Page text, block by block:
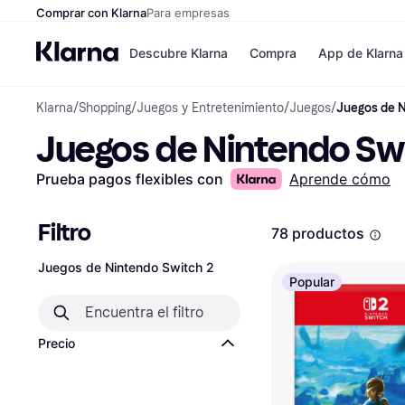
Comprar con KlarnaPara empresas
Descubre Klarna
Formas de pago
Formas de pago
Paga ahora
Paga en 3 plazos
Paga en 30 días
Klarna en Apple
Compra
Tiendas
MediaMarkt
Shein
Zalando Prive
Zara
Directorio de
App de Klarna
Klarna/Shopping/Juegos y Entretenimiento/Juegos/Juegos de
Juegos de Nintendo
Prueba pagos flexibles con Aprende cómo
Filtro
Juegos de Nintendo Switch 2
Precio
78 productos
Popular